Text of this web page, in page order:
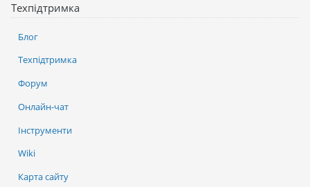
Техпідтримка
Блог
Техпідтримка
Форум
Онлайн-чат
Інструменти
Wiki
Карта сайту